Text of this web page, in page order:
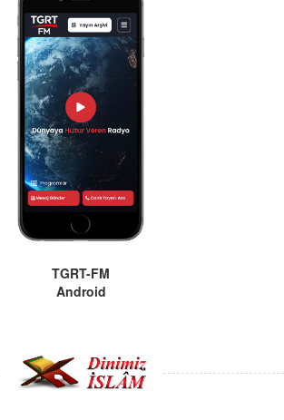
TGRT-FM
Android